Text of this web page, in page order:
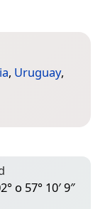
, Uruguay,
o 57° 10′ 9″